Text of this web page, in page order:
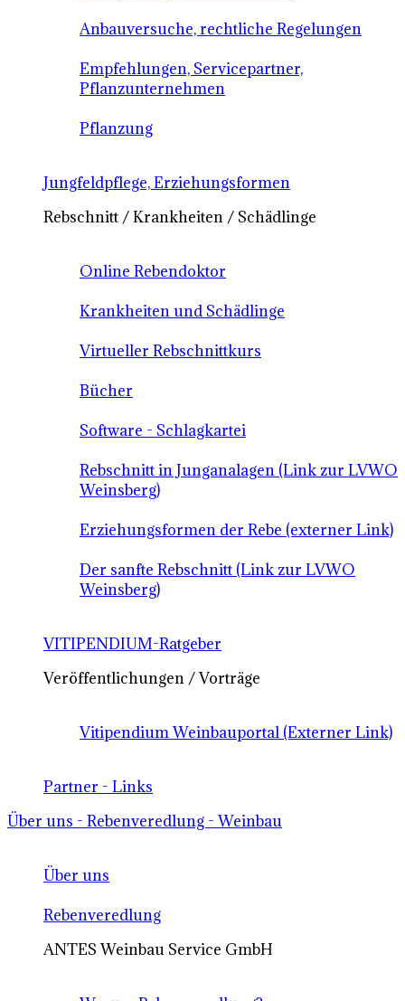
Anbauversuche, rechtliche Regelungen
Empfehlungen, Servicepartner,
Pflanzunternehmen
Pflanzung
Jungfeldpflege, Erziehungsformen
Rebschnitt / Krankheiten / Schädlinge
Online Rebendoktor
Krankheiten und Schädlinge
Virtueller Rebschnittkurs
Bücher
Software - Schlagkartei
Rebschnitt in Junganalagen (Link zur LVWO
Weinsberg)
Erziehungsformen der Rebe (externer Link)
Der sanfte Rebschnitt (Link zur LVWO
Weinsberg)
VITIPENDIUM-Ratgeber
Veröffentlichungen / Vorträge
Vitipendium Weinbauportal (Externer Link)
Partner - Links
Über uns - Rebenveredlung - Weinbau
Über uns
Rebenveredlung
ANTES Weinbau Service GmbH